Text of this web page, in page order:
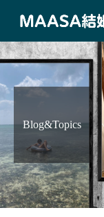
Blog&Topics